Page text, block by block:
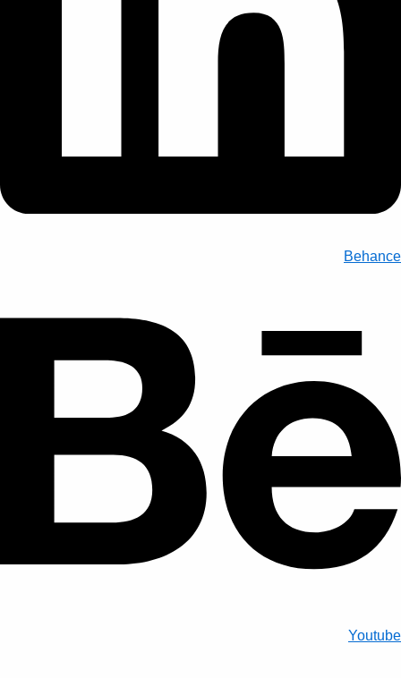
Behance
Youtube